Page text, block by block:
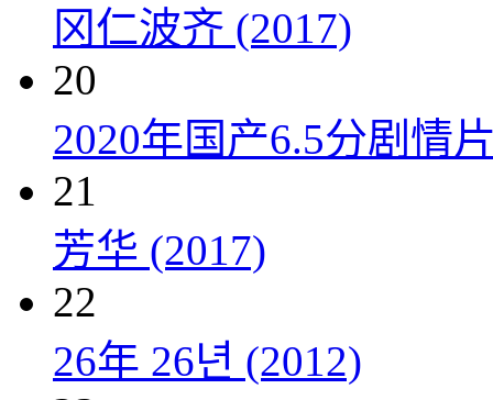
冈仁波齐 (2017)
20
2020年国产6.5分剧情
21
芳华 (2017)
22
26年 26년 (2012)